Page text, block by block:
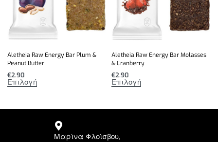
Aletheia Raw Energy Bar Plum &
Peanut Butter
€2.90
Επιλογή
Aletheia Raw Energy Bar Molasses
& Cranberry
€2.90
Επιλογή
Μαρίνα Φλοίσβου,